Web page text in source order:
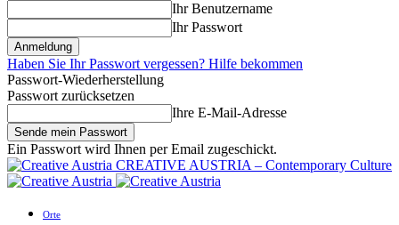
Ihr Benutzername
Ihr Passwort
Haben Sie Ihr Passwort vergessen? Hilfe bekommen
Passwort-Wiederherstellung
Passwort zurücksetzen
Ihre E-Mail-Adresse
Ein Passwort wird Ihnen per Email zugeschickt.
CREATIVE AUSTRIA – Contemporary Culture
Orte